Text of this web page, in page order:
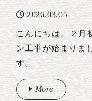
2026.03.05
こんにちは。２月
ン工事が始まりま
す。
More